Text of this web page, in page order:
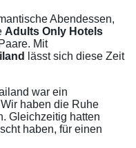
Abendessen,
Adults Only Hotels
Mit
lässt sich diese Zeit
war ein
haben die Ruhe
Gleichzeitig hatten
haben, für einen